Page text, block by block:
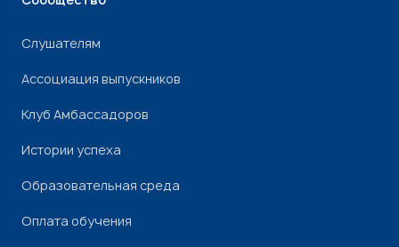
Слушателям
Ассоциация выпускников
Клуб Амбассадоров
Истории успеха
Образовательная среда
Оплата обучения